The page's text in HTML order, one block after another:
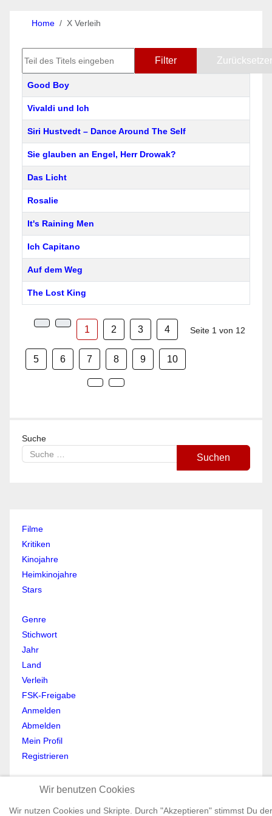
Home X Verleih
Filter
Titel
Good Boy
Vivaldi und Ich
Siri Hustvedt – Dance Around The Self
Sie glauben an Engel, Herr Drowak?
Das Licht
Rosalie
It's Raining Men
Ich Capitano
Auf dem Weg
The Lost King
Seite 1 von 12
1 2 3 4
5 6 7 8 9 10
Suche
Suchen
Filme
Kritiken
Kinojahre
Heimkinojahre
Stars
Genre
Stichwort
Jahr
Land
Verleih
FSK-Freigabe
Anmelden
Abmelden
Mein Profil
Registrieren
All Rights reserved © Moviewolf 2026
Impressum
Datenschutz
Wir benutzen Cookies
Wir nutzen Cookies und Skripte. Durch "Akzeptieren" stimmst Du der